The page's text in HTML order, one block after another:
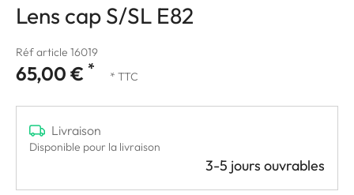
Lens cap S/SL E82
Réf article 16019
65,00 € * * TTC
Livraison
Disponible pour la livraison
3-5 jours ouvrables